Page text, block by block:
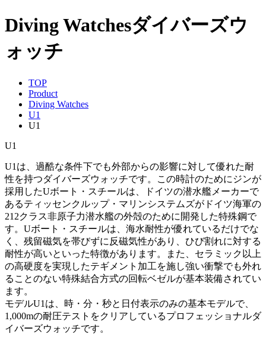
Diving Watchesダイバーズウ
ォッチ
TOP
Product
Diving Watches
U1
U1
U1
U1は、過酷な条件下でも外部からの影響に対して優れた耐
性を持つダイバーズウォッチです。この時計のためにジンが
採用したUボート・スチールは、ドイツの潜水艦メーカーで
あるティッセンクルップ・マリンシステムズがドイツ海軍の
212クラス非原子力潜水艦の外殻のために開発した特殊鋼で
す。Uボート・スチールは、海水耐性が優れているだけでな
く、残留磁気を帯びずに反磁気性があり、ひび割れに対する
耐性が高いといった特徴があります。また、セラミック以上
の高硬度を実現したテギメント加工を施し強い衝撃でも外れ
ることのない特殊結合方式の回転ベゼルが基本装備されてい
ます。
モデルU1は、時・分・秒と日付表示のみの基本モデルで、
1,000mの耐圧テストをクリアしているプロフェッショナルダ
イバーズウォッチです。